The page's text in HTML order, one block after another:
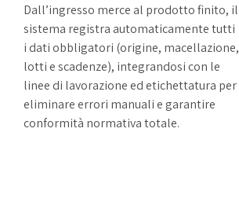
Dall’ingresso merce al prodotto finito, il
sistema registra automaticamente tutti
i dati obbligatori (origine, macellazione,
lotti e scadenze), integrandosi con le
linee di lavorazione ed etichettatura per
eliminare errori manuali e garantire
conformità normativa totale.